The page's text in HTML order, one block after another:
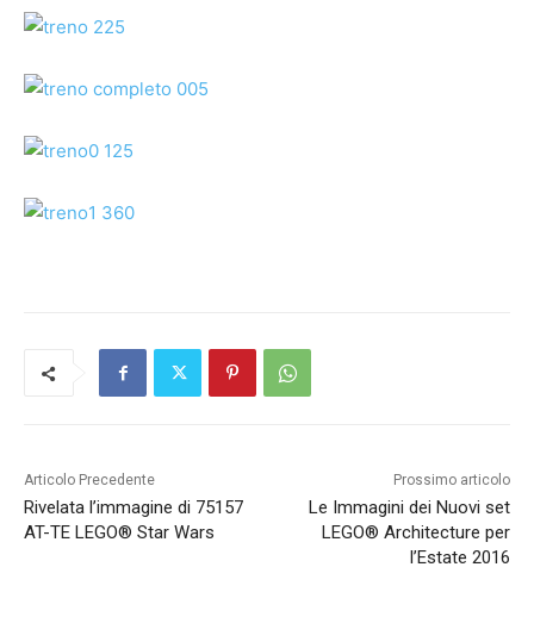
Articolo Precedente
Rivelata l’immagine di 75157
AT-TE LEGO® Star Wars
Prossimo articolo
Le Immagini dei Nuovi set
LEGO® Architecture per
l’Estate 2016